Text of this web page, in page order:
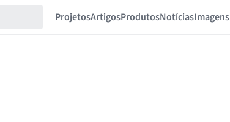
ProjetosArtigosProdutosNotíciasImagens